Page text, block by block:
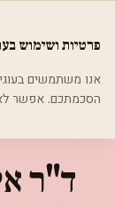
בית קטגוריות
ד"ר
פרטיות ושימוש
הסכמתכם. אפשר